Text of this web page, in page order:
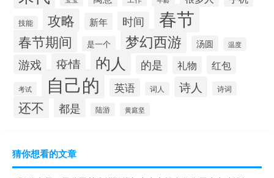
技能 攻略 新年 时间 春节
春节期间 是一个 梦幻西游 汤圆 温度
游戏 疫情 的人 的是 礼物 红包
考试 自己的 英语 词人 诗人 诗词
还不 都是 陆游 黄庭坚
猜你想看的文章